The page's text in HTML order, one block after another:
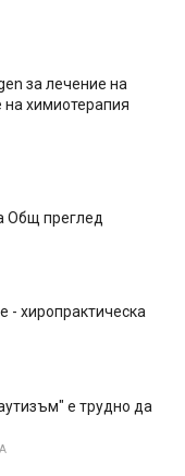
за лечение на
химиотерапия
Общ преглед
- хиропрактическа
е трудно да